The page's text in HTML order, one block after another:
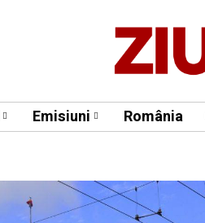
Emisiuni România